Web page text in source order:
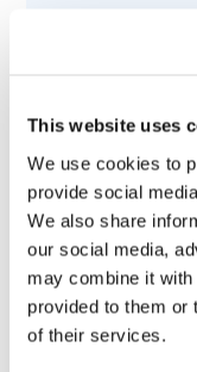
This website uses
We use cookies to
provide social
We also share
our social media,
may combine it with
provided to them or
of their services.
HIFIVE –
Insurtech: tra